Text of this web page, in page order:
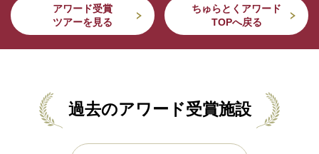
アワード受賞
ツアーを見る
ちゅらとくアワード
TOPへ戻る
過去のアワード受賞施設